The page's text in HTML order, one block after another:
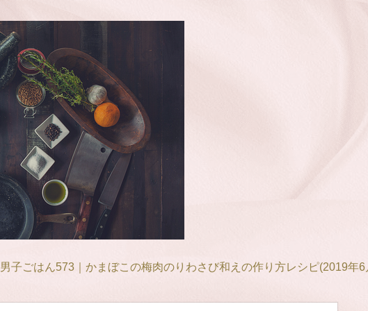
男子ごはん573｜かまぼこの梅肉のりわさび和えの作り方レシピ(2019年6